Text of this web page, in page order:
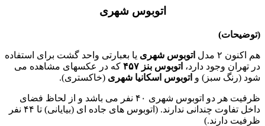
اتوبوس شهری
(توضیحات)
هم اکنون ۲ مدل اتوبوس شهری یا بعبارتی واحد گشت برای استفاده
در تهران وجود دارد، اتوبوس بنز ۴۵۷
که در عکسهای مشاهده می
شود (رنگ سبز) و اتوبوس اسکانیا شهری (خاکستری).
ظرفیت هر دو اتوبوس شهری ۴۰ نفر می باشد و از لحاظ فضای
داخل تفاوت چندانی ندارند. (اتوبوس های جاده ای (بیایانی) تا ۴۴ نفر
ظرفیت دارند.)